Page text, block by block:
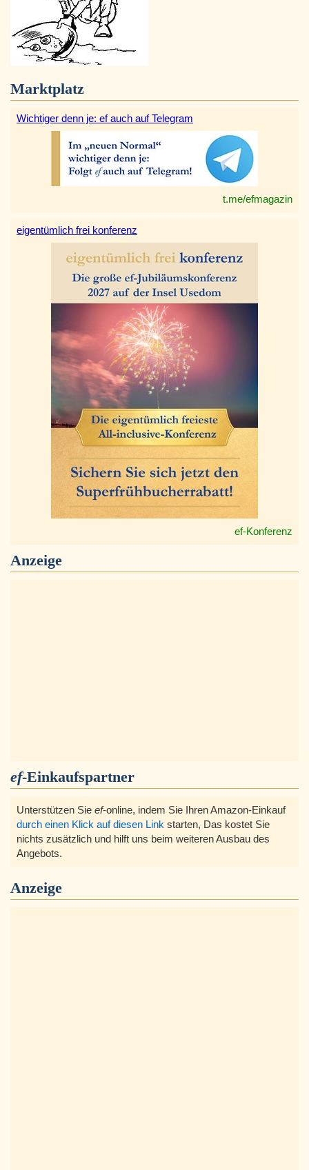
Marktplatz
Wichtiger denn je: ef auch auf Telegram
t.me/efmagazin
eigentümlich frei konferenz
ef-Konferenz
Anzeige
ef-Einkaufspartner
Unterstützen Sie ef-online, indem Sie Ihren Amazon-Einkauf
durch einen Klick auf diesen Link starten, Das kostet Sie
nichts zusätzlich und hilft uns beim weiteren Ausbau des
Angebots.
Anzeige